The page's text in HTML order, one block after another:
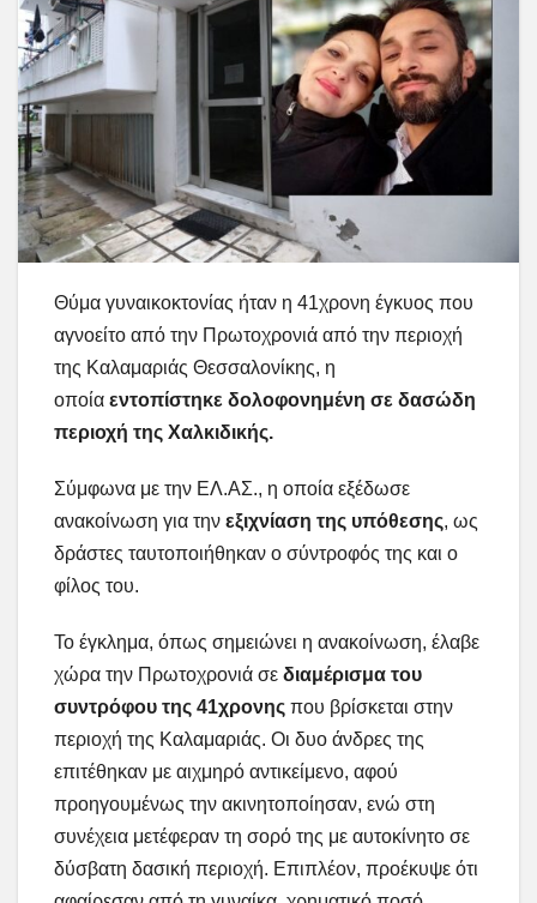
Θύμα γυναικοκτονίας ήταν η 41χρονη έγκυος που
αγνοείτο από την Πρωτοχρονιά από την περιοχή
της Καλαμαριάς Θεσσαλονίκης, η
οποία εντοπίστηκε δολοφονημένη σε δασώδη
περιοχή της Χαλκιδικής.
Σύμφωνα με την ΕΛ.ΑΣ., η οποία εξέδωσε
ανακοίνωση για την εξιχνίαση της υπόθεσης, ως
δράστες ταυτοποιήθηκαν ο σύντροφός της και ο
φίλος του.
Το έγκλημα, όπως σημειώνει η ανακοίνωση, έλαβε
χώρα την Πρωτοχρονιά σε διαμέρισμα του
συντρόφου της 41χρονης που βρίσκεται στην
περιοχή της Καλαμαριάς. Οι δυο άνδρες της
επιτέθηκαν με αιχμηρό αντικείμενο, αφού
προηγουμένως την ακινητοποίησαν, ενώ στη
συνέχεια μετέφεραν τη σορό της με αυτοκίνητο σε
δύσβατη δασική περιοχή. Επιπλέον, προέκυψε ότι